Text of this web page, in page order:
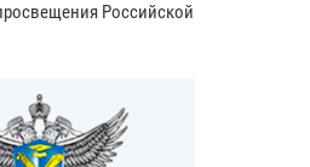
Российской